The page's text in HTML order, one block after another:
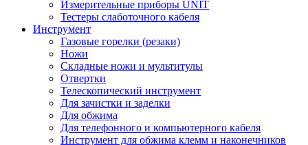
Измерительные приборы UNIT
Тестеры слаботочного кабеля
Инструмент
Газовые горелки (резаки)
Ножи
Складные ножи и мультитулы
Отвертки
Телескопический инструмент
Для зачистки и заделки
Для обжима
Для телефонного и компьютерного кабеля
Инструмент для обжима клемм и наконечников